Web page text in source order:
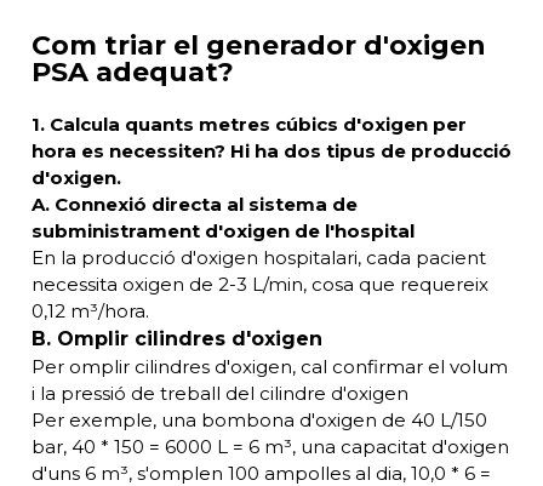
Com triar el generador d'oxigen
PSA adequat?
1. Calcula quants metres cúbics d'oxigen per
hora es necessiten? Hi ha dos tipus de producció
d'oxigen.
A. Connexió directa al sistema de
subministrament d'oxigen de l'hospital
En la producció d'oxigen hospitalari, cada pacient
necessita oxigen de 2-3 L/min, cosa que requereix
0,12 m³/hora.
B. Omplir cilindres d'oxigen
Per omplir cilindres d'oxigen, cal confirmar el volum
i la pressió de treball del cilindre d'oxigen
Per exemple, una bombona d'oxigen de 40 L/150
bar, 40 * 150 = 6000 L = 6 m³, una capacitat d'oxigen
d'uns 6 m³, s'omplen 100 ampolles al dia, 10,0 * 6 =